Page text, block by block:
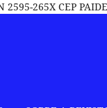
2595-265X CEP